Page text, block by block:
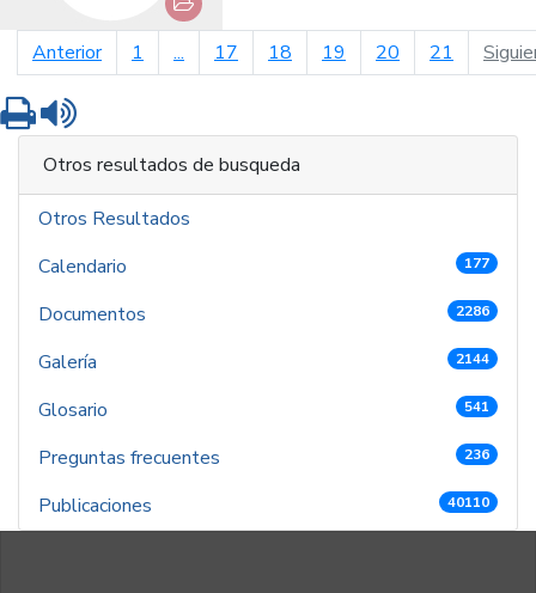
Anteriorpágina anterior
1 ... 17 18 19 20 21
Imprimir
Otros resultados de busqueda
Otros Resultados
Calendario
177
Documentos 2286
Galería 2144
Glosario 541
Preguntas frecuentes 236
Publicaciones 40110